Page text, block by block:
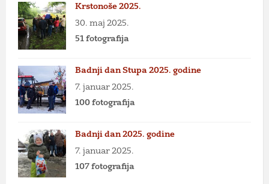
Krstonoše 2025.
30. maj 2025.
51 fotografija
Badnji dan Stupa 2025. godine
7. januar 2025.
100 fotografija
Badnji dan 2025. godine
7. januar 2025.
107 fotografija